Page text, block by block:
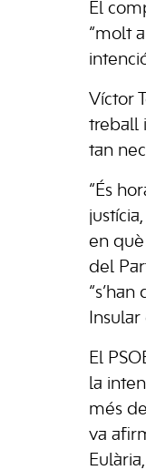
El
“molt
Víctor
treball
tan
“És
en què
del
El
la
més
va